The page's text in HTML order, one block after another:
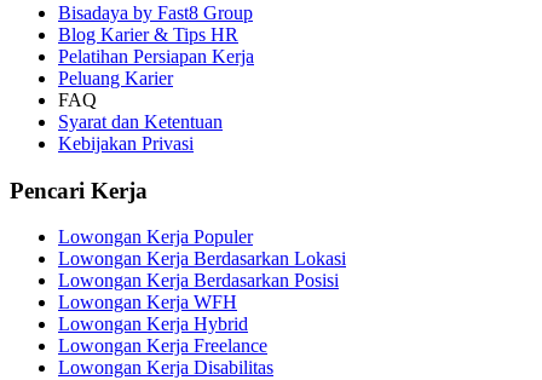
Bisadaya by Fast8 Group
Blog Karier & Tips HR
Pelatihan Persiapan Kerja
Peluang Karier
FAQ
Syarat dan Ketentuan
Kebijakan Privasi
Pencari Kerja
Lowongan Kerja Populer
Lowongan Kerja Berdasarkan Lokasi
Lowongan Kerja Berdasarkan Posisi
Lowongan Kerja WFH
Lowongan Kerja Hybrid
Lowongan Kerja Freelance
Lowongan Kerja Disabilitas